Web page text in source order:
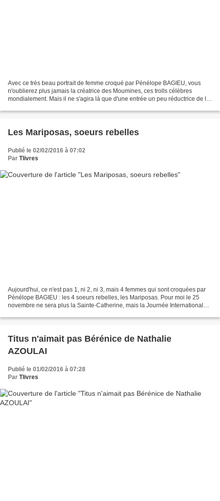
Avec ce très beau portrait de femme croqué par Pénélope BAGIEU, vous
n'oublierez plus jamais la créatrice des Moumines, ces trolls célèbres
mondialement. Mais il ne s'agira là que d'une entrée un peu réductrice de la
Les Mariposas, soeurs rebelles
Publié le 02/02/2016 à 07:02
Par Tlivres
Aujourd'hui, ce n'est pas 1, ni 2, ni 3, mais 4 femmes qui sont croquées par
Pénélope BAGIEU : les 4 soeurs rebelles, les Mariposas. Pour moi le 25
novembre ne sera plus la Sainte-Catherine, mais la Journée Internationale
Titus n'aimait pas Bérénice de Nathalie
AZOULAI
Publié le 01/02/2016 à 07:28
Par Tlivres